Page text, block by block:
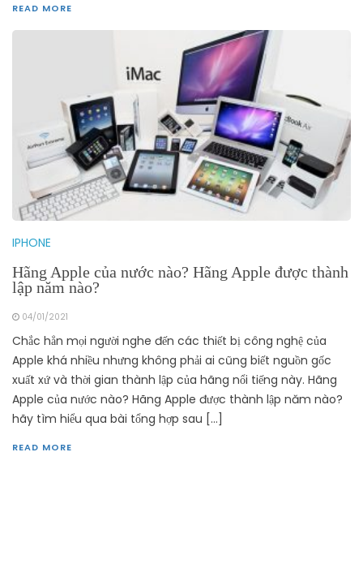
READ MORE
IPHONE
Hãng Apple của nước nào? Hãng Apple được thành
lập năm nào?
04/01/2021
Chắc hẳn mọi người nghe đến các thiết bị công nghệ của
Apple khá nhiều nhưng không phải ai cũng biết nguồn gốc
xuất xứ và thời gian thành lập của hãng nổi tiếng này. Hãng
Apple của nước nào? Hãng Apple được thành lập năm nào?
hãy tìm hiểu qua bài tổng hợp sau […]
READ MORE